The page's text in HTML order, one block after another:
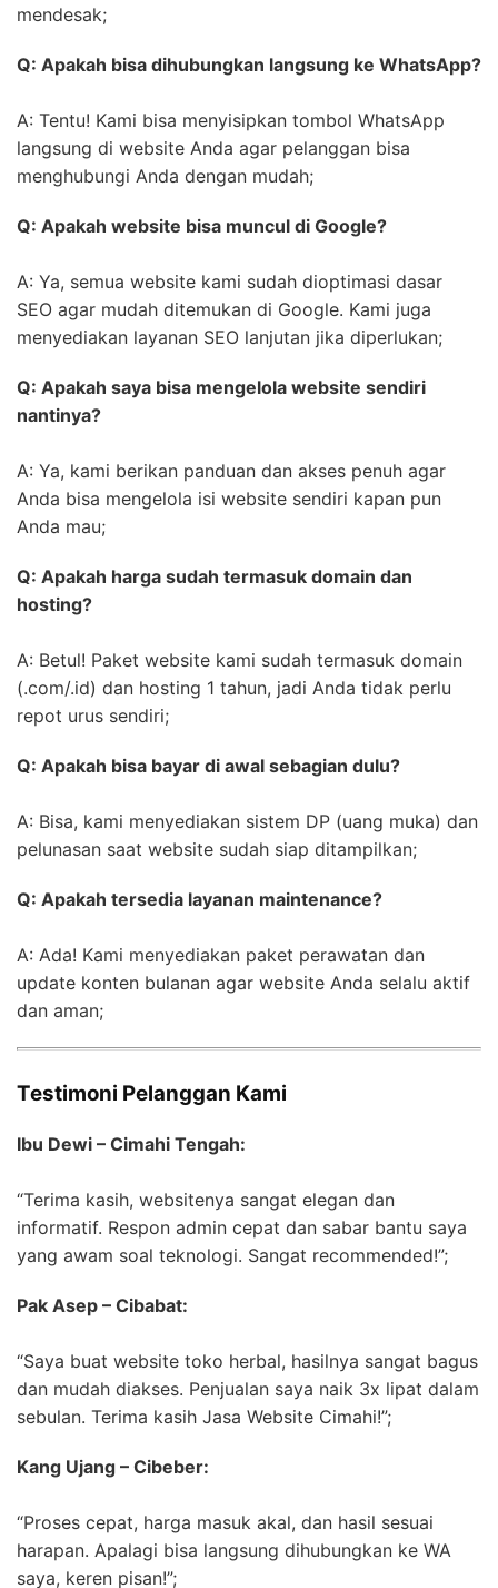
mendesak;
Q: Apakah bisa dihubungkan langsung ke WhatsApp?
A: Tentu! Kami bisa menyisipkan tombol WhatsApp
langsung di website Anda agar pelanggan bisa
menghubungi Anda dengan mudah;
Q: Apakah website bisa muncul di Google?
A: Ya, semua website kami sudah dioptimasi dasar
SEO agar mudah ditemukan di Google. Kami juga
menyediakan layanan SEO lanjutan jika diperlukan;
Q: Apakah saya bisa mengelola website sendiri
nantinya?
A: Ya, kami berikan panduan dan akses penuh agar
Anda bisa mengelola isi website sendiri kapan pun
Anda mau;
Q: Apakah harga sudah termasuk domain dan
hosting?
A: Betul! Paket website kami sudah termasuk domain
(.com/.id) dan hosting 1 tahun, jadi Anda tidak perlu
repot urus sendiri;
Q: Apakah bisa bayar di awal sebagian dulu?
A: Bisa, kami menyediakan sistem DP (uang muka) dan
pelunasan saat website sudah siap ditampilkan;
Q: Apakah tersedia layanan maintenance?
A: Ada! Kami menyediakan paket perawatan dan
update konten bulanan agar website Anda selalu aktif
dan aman;
Testimoni Pelanggan Kami
Ibu Dewi – Cimahi Tengah:
“Terima kasih, websitenya sangat elegan dan
informatif. Respon admin cepat dan sabar bantu saya
yang awam soal teknologi. Sangat recommended!”;
Pak Asep – Cibabat:
“Saya buat website toko herbal, hasilnya sangat bagus
dan mudah diakses. Penjualan saya naik 3x lipat dalam
sebulan. Terima kasih Jasa Website Cimahi!”;
Kang Ujang – Cibeber:
“Proses cepat, harga masuk akal, dan hasil sesuai
harapan. Apalagi bisa langsung dihubungkan ke WA
saya, keren pisan!”;